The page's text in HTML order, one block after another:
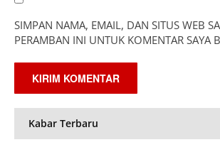
SIMPAN NAMA, EMAIL, DAN SITUS WEB
PERAMBAN INI UNTUK KOMENTAR SAYA
Kabar Terbaru